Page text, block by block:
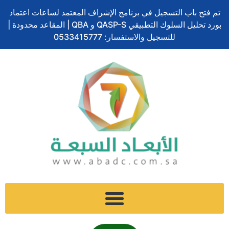
إلى
المحتوى
تم فتح باب التسجيل في برنامج الإشراف المعتمد لساعات اعتماد
بورد تحليل السلوك التطبيقي QASP-S و QBA | المقاعد محدودة |
للتسجيل والاستفسار: 0533415777